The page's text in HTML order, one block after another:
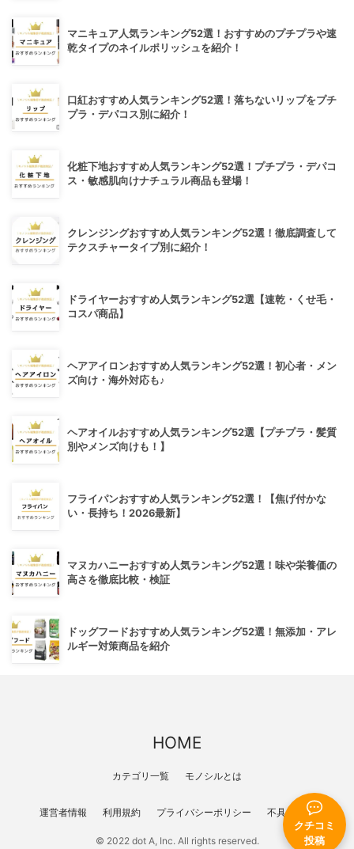
クチコミ
投稿
マニキュア人気ランキング52選！おすすめのプチプラや速
乾タイプのネイルポリッシュを紹介！
口紅おすすめ人気ランキング52選！落ちないリップをプチ
プラ・デパコス別に紹介！
化粧下地おすすめ人気ランキング52選！プチプラ・デパコ
ス・敏感肌向けナチュラル商品も登場！
クレンジングおすすめ人気ランキング52選！徹底調査して
テクスチャータイプ別に紹介！
ドライヤーおすすめ人気ランキング52選【速乾・くせ毛・
コスパ商品】
ヘアアイロンおすすめ人気ランキング52選！初心者・メン
ズ向け・海外対応も♪
ヘアオイルおすすめ人気ランキング52選【プチプラ・髪質
別やメンズ向けも！】
フライパンおすすめ人気ランキング52選！【焦げ付かな
い・長持ち！2026最新】
マヌカハニーおすすめ人気ランキング52選！味や栄養価の
高さを徹底比較・検証
ドッグフードおすすめ人気ランキング52選！無添加・アレ
ルギー対策商品を紹介
HOME
カテゴリ一覧 モノシルとは
運営者情報 利用規約 プライバシーポリシー 不具合報告
© 2022 dot A, Inc. All rights reserved.